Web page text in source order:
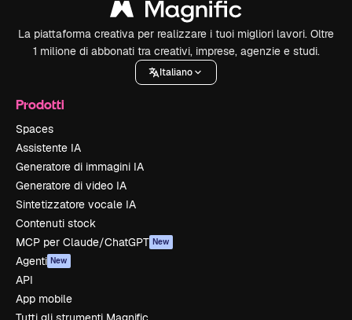
La piattaforma creativa per realizzare i tuoi migliori lavori. Oltre
1 milione di abbonati tra creativi, imprese, agenzie e studi.
Italiano
Prodotti
Spaces
Assistente IA
Generatore di immagini IA
Generatore di video IA
Sintetizzatore vocale IA
Contenuti stock
MCP per Claude/ChatGPT New
Agenti New
API
App mobile